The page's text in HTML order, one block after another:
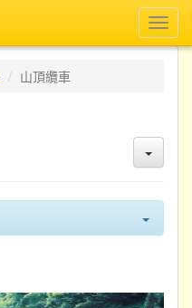
山頂纜車